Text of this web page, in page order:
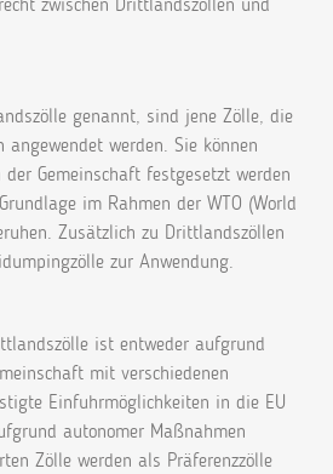
zwischen Drittlandszöllen und
genannt, sind jene Zölle, die
werden. Sie können
Gemeinschaft festgesetzt werden
im Rahmen der WTO (World
Zusätzlich zu Drittlandszöllen
zur Anwendung.
ist entweder aufgrund
mit verschiedenen
Einfuhrmöglichkeiten in die EU
autonomer Maßnahmen
Zölle werden als Präferenzzölle